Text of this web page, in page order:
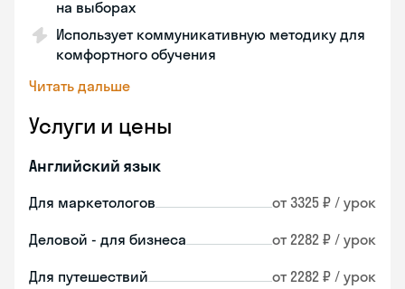
на выборах
Использует коммуникативную методику для
комфортного обучения
Читать дальше
Услуги и цены
Английский язык
Для маркетологов от 3325 ₽ / урок
Деловой - для бизнеса от 2282 ₽ / урок
Для путешествий от 2282 ₽ / урок